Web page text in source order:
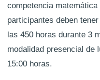
competencia
participantes deben
las 450 horas durante 3
modalidad presencial de
15:00 horas.